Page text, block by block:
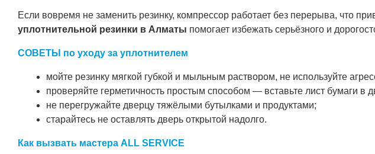
Если вовремя не заменить резинку, компрессор работает без перерыва, что
уплотнительной резинки в Алматы помогает избежать серьёзного и
СОВЕТЫ по уходу за уплотнителем
мойте резинку мягкой губкой и мыльным раствором, не используйте
проверяйте герметичность простым способом — вставьте лист бумаги в
не перегружайте дверцу тяжёлыми бутылками и продуктами;
старайтесь не оставлять дверь открытой надолго.
Как вызвать мастера ALL SERVICE